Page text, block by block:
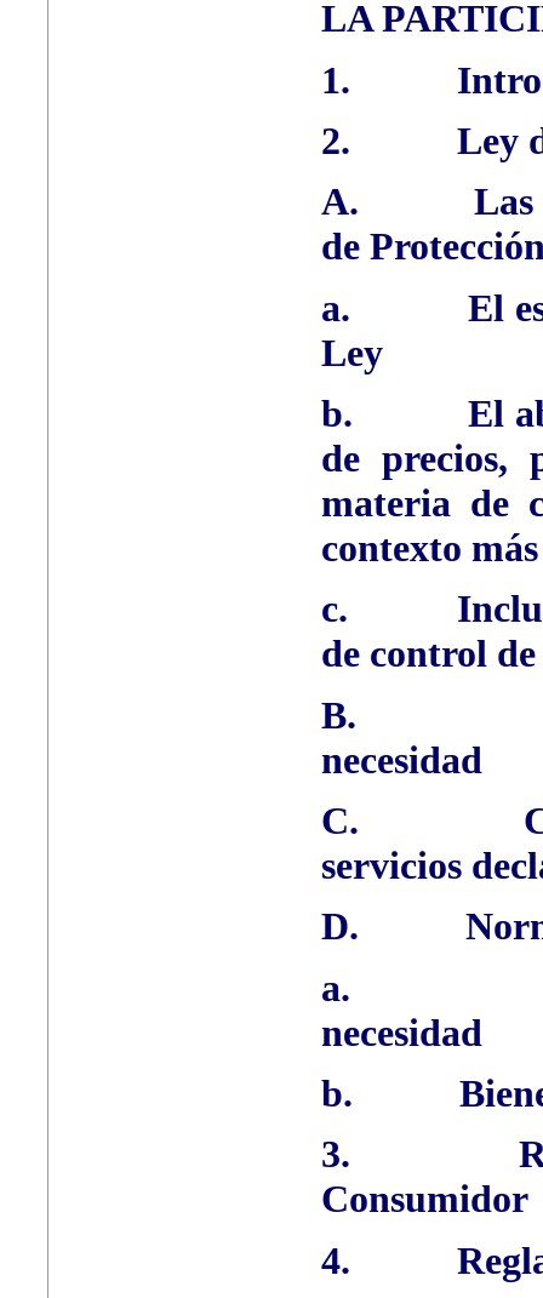
LA
1.
2.
Ley
A.
de
a.
El
Ley
b.
El
de precios,
materia de
contexto
c.
de control
B.
necesidad
C.
servicios
D.
a.
necesidad
b.
3.
Consumidor
4.